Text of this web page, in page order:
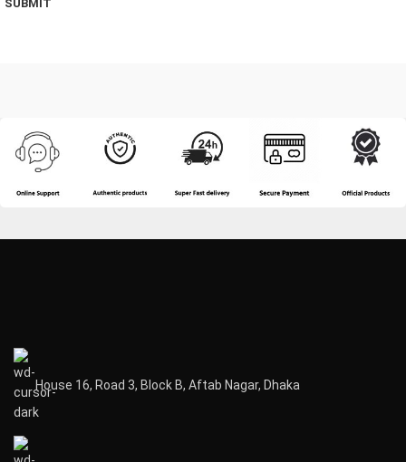
House 16, Road 3, Block B, Aftab Nagar, Dhaka